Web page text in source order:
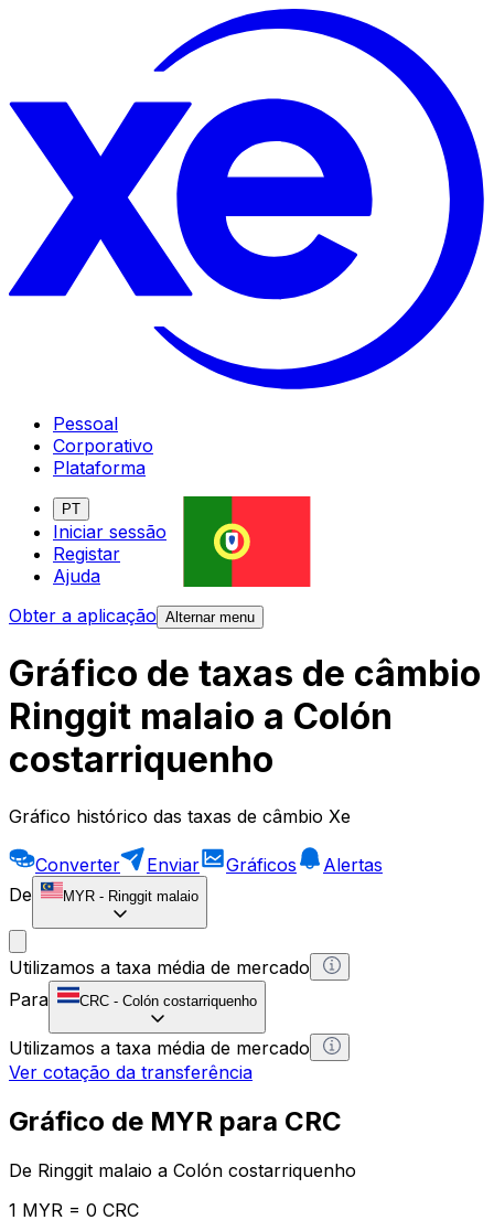
Pessoal
Corporativo
Plataforma
PT
Iniciar sessão
Registar
Ajuda
Obter a aplicação Alternar menu
Gráfico de taxas de câmbio
Ringgit malaio a Colón
costarriquenho
Gráfico histórico das taxas de câmbio Xe
Converter Enviar Gráficos
Alertas
De
MYR - Ringgit malaio
Utilizamos a taxa média de mercado
Para
CRC - Colón costarriquenho
Utilizamos a taxa média de mercado
Ver cotação da transferência
Gráfico de MYR para CRC
De Ringgit malaio a Colón costarriquenho
1 MYR = 0 CRC